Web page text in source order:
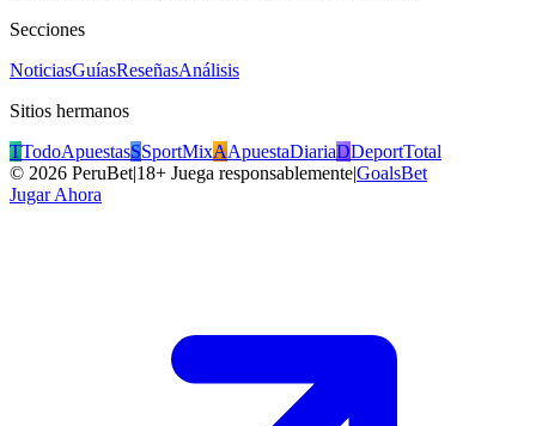
Secciones
NoticiasGuíasReseñasAnálisis
Sitios hermanos
TTodoApuestasSSportMixAApuestaDiariaDDeportTotal
© 2026 PeruBet|18+ Juega responsablemente|GoalsBet
Jugar Ahora